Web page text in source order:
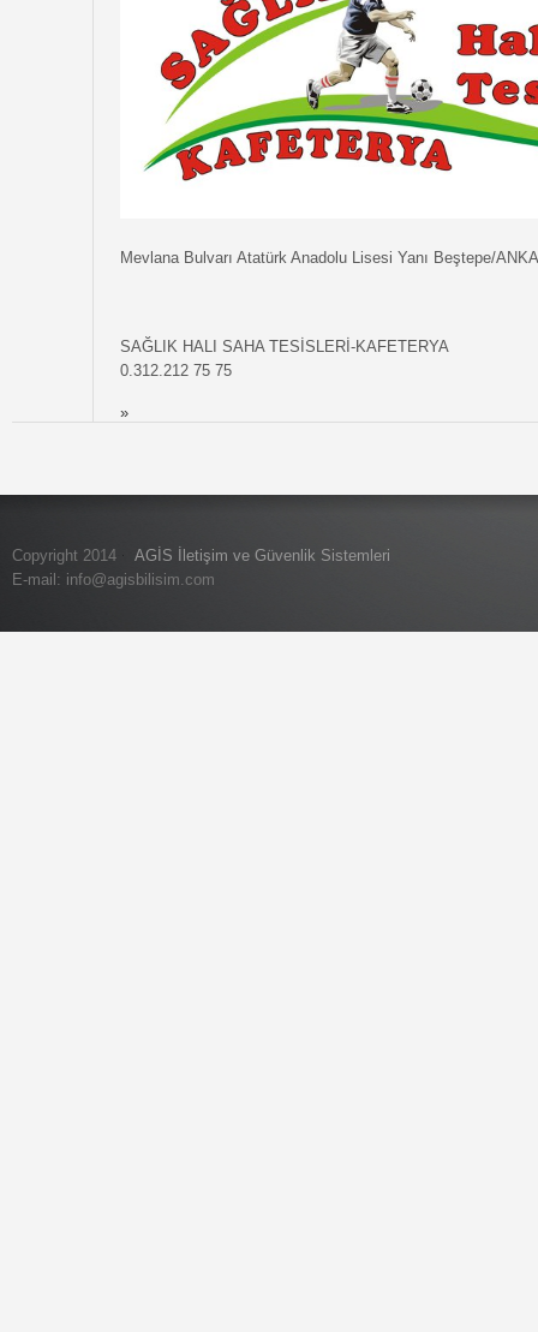
Mevlana Bulvarı Atatürk Anadolu Lisesi Yanı Beştepe/
SAĞLIK HALI SAHA TESİSLERİ-KAFETERYA
0.312.212 75 75
»
Copyright 2014
AGİS İletişim ve Güvenlik Sistemleri
E-mail: info@agisbilisim.com